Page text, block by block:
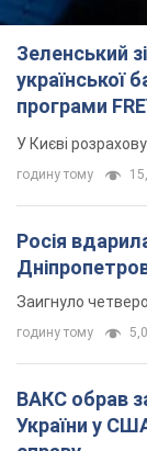
Росія
Заигнуло
годину тому
ВАКС обрав запобіжний захід експосолці
України у США Стефанішиній: що
справу
Суд не повністю
3 години тому